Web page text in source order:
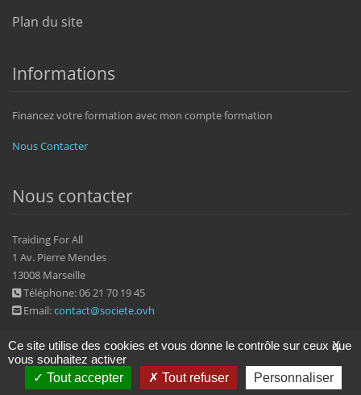
Plan du site
Informations
Financez votre formation avec mon compte formation
Nous Contacter
Nous contacter
Traiding For All
1 Av. Pierre Mendes
13008 Marseille
Téléphone: 06 21 70 19 45
Email:contact@societe.ovh
X
Ce site utilise des cookies et vous donne le contrôle sur ceux que
vous souhaitez activer
Tout accepter
Tout refuser
Personnaliser